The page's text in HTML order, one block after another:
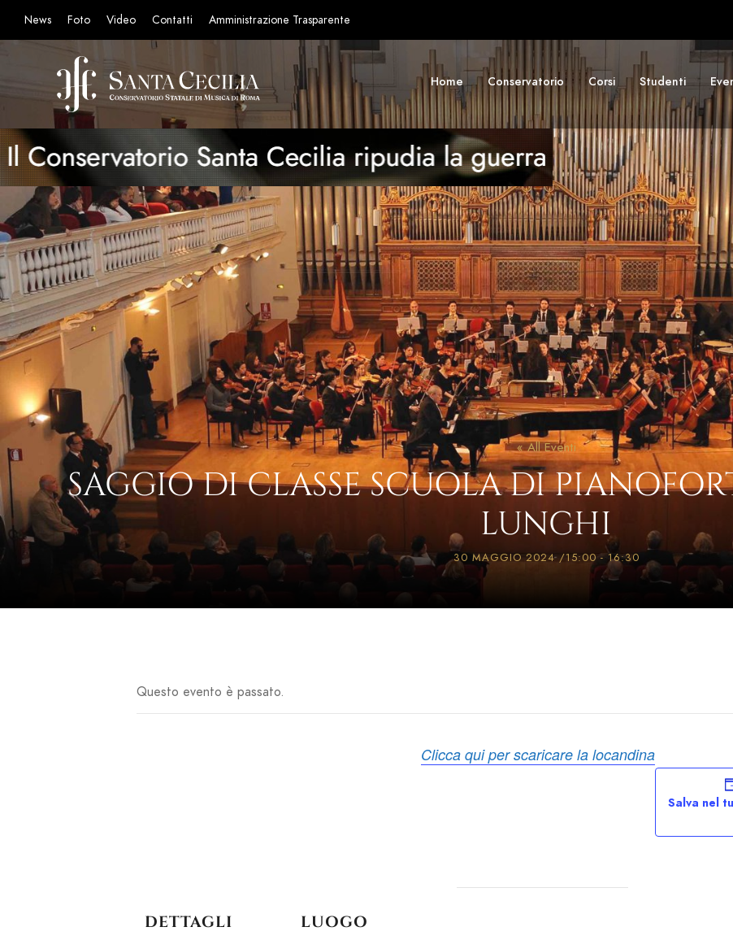
News Foto Video Contatti Amministrazione Trasparente
Home Conservatorio Corsi Studenti
« All Eventi
SAGGIO DI CLASSE SCUOLA DI
LUNGHI
30 MAGGIO 2024 /15:00-16:30
Questo evento è passato.
Clicca qui per scaricare la locandina
Salva nel
DETTAGLI LUOGO